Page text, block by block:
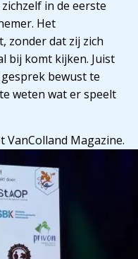
in de eerste
Het
zonder dat zij zich
bij komt kijken. Juist
bewust te
weten wat er speelt
Magazine.